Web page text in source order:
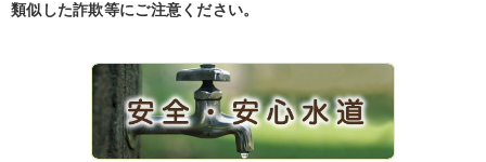
類似した詐欺等にご注意ください。